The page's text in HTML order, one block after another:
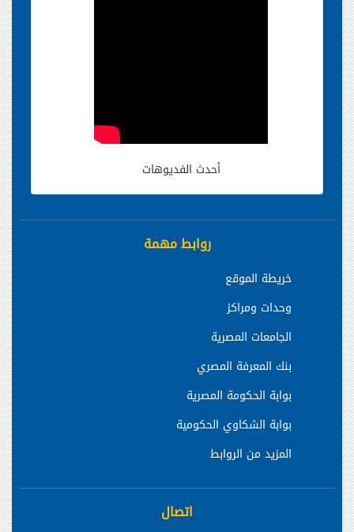
أحدث الفديوهات
روابط مهمة
خريطة الموقع
وحدات ومراكز
الجامعات المصرية
بنك المعرفة المصري
بوابة الحكومة المصرية
بوابة الشكاوي الحكومية
المزيد من الروابط
اتصال